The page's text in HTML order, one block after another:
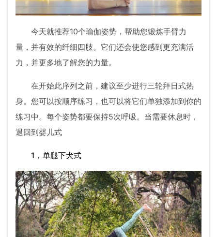
今天就推荐10个瑜伽姿势，帮助您锻炼手臂力
量，并有效的纤细四肢。它们还会使您感到更充满活
力，并更多地了解您的力量。
在开始此序列之前，建议至少进行三轮拜日式热
身。您可以按顺序练习，也可以将它们单独添加到你的
练习中。每个姿势都要保持5次呼吸。当需要休息时，
退回到婴儿式
1，单腿下犬式